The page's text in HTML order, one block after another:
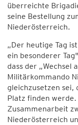
überreichte
seine Bestellung
Niederösterreich.
„Der heutige Tag
ein besonderer
dass der „Wechsel
Militärkommando
gleichzusetzen sei,
Platz finden
Zusammenarbeit
Niederösterreich